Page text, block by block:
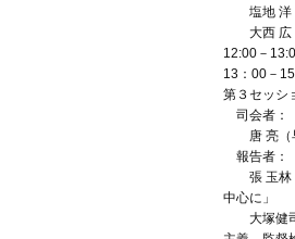
塩地 洋
大西 広
12:00－
13：00－
第３セッシ
司会者：
唐 亮（
報告者：
張 玉林（
中心に」
大塚健司